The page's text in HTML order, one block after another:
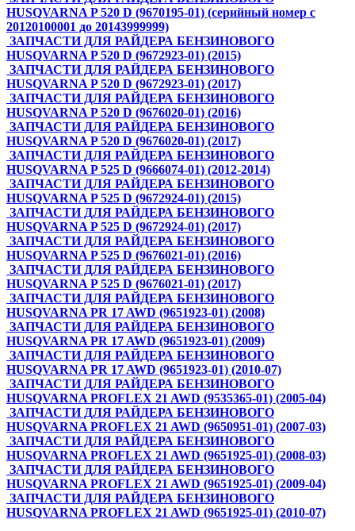
HUSQVARNA P 520 D (9670195-01) (серийный номер с
20120100001 до 20143999999)
ЗАПЧАСТИ ДЛЯ РАЙДЕРА БЕНЗИНОВОГО
HUSQVARNA P 520 D (9672923-01) (2015)
ЗАПЧАСТИ ДЛЯ РАЙДЕРА БЕНЗИНОВОГО
HUSQVARNA P 520 D (9672923-01) (2017)
ЗАПЧАСТИ ДЛЯ РАЙДЕРА БЕНЗИНОВОГО
HUSQVARNA P 520 D (9676020-01) (2016)
ЗАПЧАСТИ ДЛЯ РАЙДЕРА БЕНЗИНОВОГО
HUSQVARNA P 520 D (9676020-01) (2017)
ЗАПЧАСТИ ДЛЯ РАЙДЕРА БЕНЗИНОВОГО
HUSQVARNA P 525 D (9666074-01) (2012-2014)
ЗАПЧАСТИ ДЛЯ РАЙДЕРА БЕНЗИНОВОГО
HUSQVARNA P 525 D (9672924-01) (2015)
ЗАПЧАСТИ ДЛЯ РАЙДЕРА БЕНЗИНОВОГО
HUSQVARNA P 525 D (9672924-01) (2017)
ЗАПЧАСТИ ДЛЯ РАЙДЕРА БЕНЗИНОВОГО
HUSQVARNA P 525 D (9676021-01) (2016)
ЗАПЧАСТИ ДЛЯ РАЙДЕРА БЕНЗИНОВОГО
HUSQVARNA P 525 D (9676021-01) (2017)
ЗАПЧАСТИ ДЛЯ РАЙДЕРА БЕНЗИНОВОГО
HUSQVARNA PR 17 AWD (9651923-01) (2008)
ЗАПЧАСТИ ДЛЯ РАЙДЕРА БЕНЗИНОВОГО
HUSQVARNA PR 17 AWD (9651923-01) (2009)
ЗАПЧАСТИ ДЛЯ РАЙДЕРА БЕНЗИНОВОГО
HUSQVARNA PR 17 AWD (9651923-01) (2010-07)
ЗАПЧАСТИ ДЛЯ РАЙДЕРА БЕНЗИНОВОГО
HUSQVARNA PROFLEX 21 AWD (9535365-01) (2005-04)
ЗАПЧАСТИ ДЛЯ РАЙДЕРА БЕНЗИНОВОГО
HUSQVARNA PROFLEX 21 AWD (9650951-01) (2007-03)
ЗАПЧАСТИ ДЛЯ РАЙДЕРА БЕНЗИНОВОГО
HUSQVARNA PROFLEX 21 AWD (9651925-01) (2008-03)
ЗАПЧАСТИ ДЛЯ РАЙДЕРА БЕНЗИНОВОГО
HUSQVARNA PROFLEX 21 AWD (9651925-01) (2009-04)
ЗАПЧАСТИ ДЛЯ РАЙДЕРА БЕНЗИНОВОГО
HUSQVARNA PROFLEX 21 AWD (9651925-01) (2010-07)